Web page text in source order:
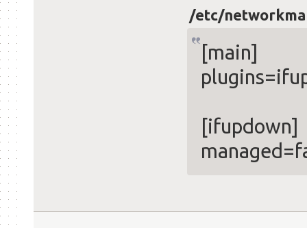
/etc/
[main]
[ifupdown]